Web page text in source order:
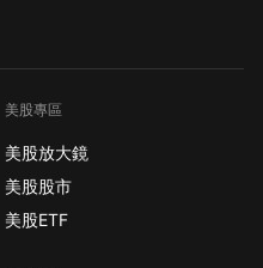
美股專區
美股放大鏡
美股股市
美股ETF